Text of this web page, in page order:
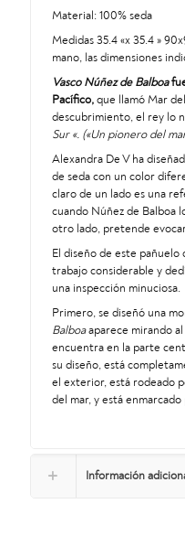
Material: 100% seda
Medidas 35.4 «x 35.4 »
mano, las dimensiones
Vasco Núñez de Balboa
Pacífico,que llamó Mar
descubrimiento, el rey lo
Sur «. («Un pionero del
Alexandra De V ha
de seda con un color
claro de un lado es una
cuando Núñez de Balboa
otro lado, pretende
El diseño de este pañuelo
trabajo considerable y
una inspección minuciosa.
Primero, se diseñó una
Balboaaparece mirando al
encuentra en la parte
su diseño, está
el exterior, está rodeado
del mar, y está
Información